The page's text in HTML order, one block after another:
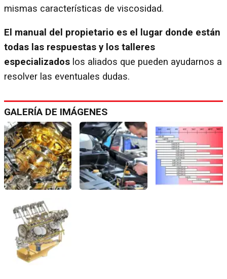
mismas características de viscosidad.
El manual del propietario es el lugar donde están
todas las respuestas y los talleres
especializados los aliados que pueden ayudarnos a
resolver las eventuales dudas.
GALERÍA DE IMÁGENES